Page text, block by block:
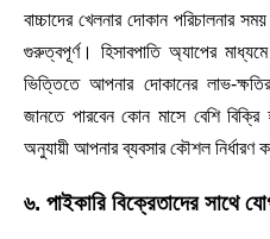
বাচ্চাদের খেলনার দোকান পরিচালনার
গুরুত্বপূর্ণ। হিসাবপাতি অ্যাপের
ভিত্তিতে আপনার দোকানের লাভ-
জানতে পারবেন কোন মাসে বেশি
অনুযায়ী আপনার ব্যবসার কৌশল নির্ধারণ
৬. পাইকারি বিক্রেতাদের সাথে